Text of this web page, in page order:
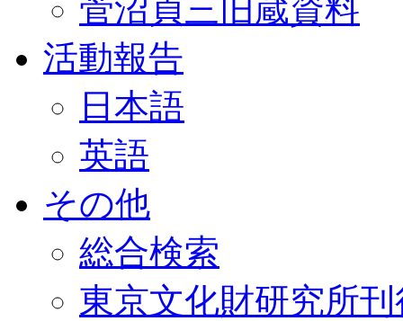
菅沼貞三旧蔵資料
活動報告
日本語
英語
その他
総合検索
東京文化財研究所